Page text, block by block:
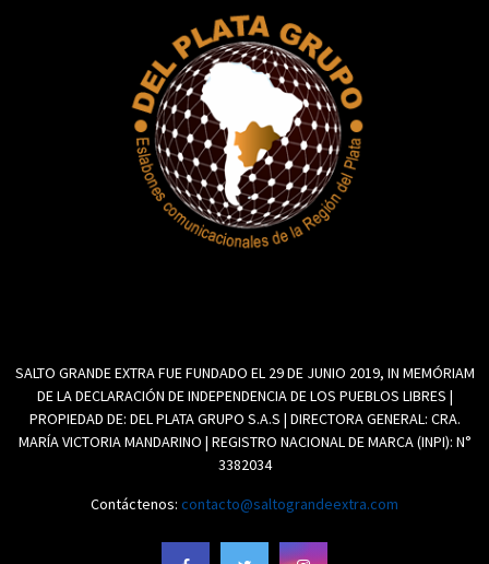
SALTO GRANDE EXTRA FUE FUNDADO EL 29 DE JUNIO 2019, IN MEMÓRIAM
DE LA DECLARACIÓN DE INDEPENDENCIA DE LOS PUEBLOS LIBRES |
PROPIEDAD DE: DEL PLATA GRUPO S.A.S | DIRECTORA GENERAL: CRA.
MARÍA VICTORIA MANDARINO | REGISTRO NACIONAL DE MARCA (INPI): N°
3382034
Contáctenos: contacto@saltograndeextra.com